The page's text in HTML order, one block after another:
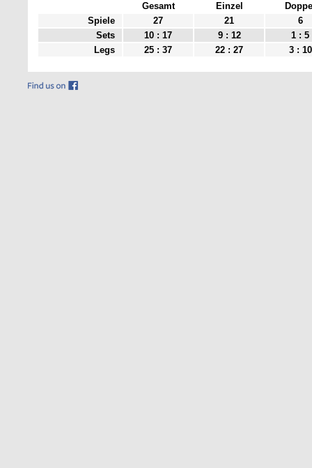
Gesamt Einzel
Spiele
27 21
6
Sets
10 : 17 9 : 12
1 : 5
Legs
25 : 37 22 : 27 3 : 10